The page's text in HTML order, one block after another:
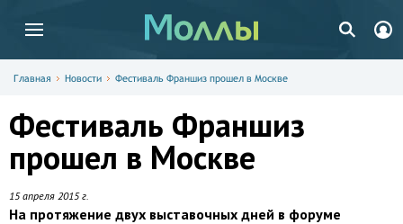
Главная Новости Фестиваль Франшиз прошел в Москве
Фестиваль Франшиз
прошел в Москве
15 апреля 2015 г.
На протяжение двух выставочных дней в форуме